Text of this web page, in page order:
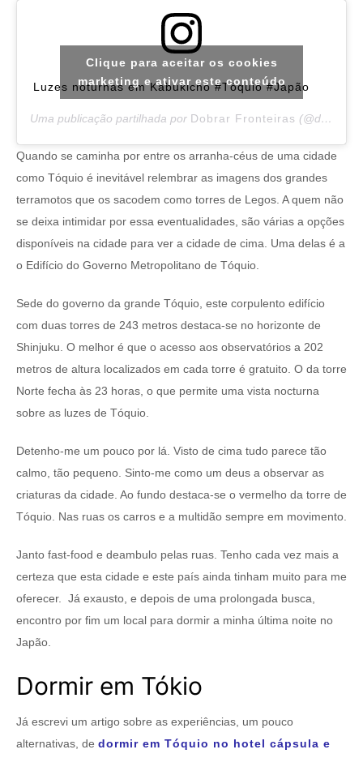
Luzes noturnas em Kabukicho #Tóquio #Japão
Uma publicação partilhada por Dobrar Fronteiras (@dobrar.fronteiras) a
Clique para aceitar os cookies
marketing e ativar este conteúdo
Quando se caminha por entre os arranha-céus de uma cidade
como Tóquio é inevitável relembrar as imagens dos grandes
terramotos que os sacodem como torres de Legos. A quem não
se deixa intimidar por essa eventualidades, são várias a opções
disponíveis na cidade para ver a cidade de cima. Uma delas é a
o Edifício do Governo Metropolitano de Tóquio.
Sede do governo da grande Tóquio, este corpulento edifício
com duas torres de 243 metros destaca-se no horizonte de
Shinjuku. O melhor é que o acesso aos observatórios a 202
metros de altura localizados em cada torre é gratuito. O da torre
Norte fecha às 23 horas, o que permite uma vista nocturna
sobre as luzes de Tóquio.
Detenho-me um pouco por lá. Visto de cima tudo parece tão
calmo, tão pequeno. Sinto-me como um deus a observar as
criaturas da cidade. Ao fundo destaca-se o vermelho da torre de
Tóquio. Nas ruas os carros e a multidão sempre em movimento.
Janto fast-food e deambulo pelas ruas. Tenho cada vez mais a
certeza que esta cidade e este país ainda tinham muito para me
oferecer. Já exausto, e depois de uma prolongada busca,
encontro por fim um local para dormir a minha última noite no
Japão.
Dormir em Tókio
Já escrevi um artigo sobre as experiências, um pouco
alternativas, de dormir em Tóquio no hotel cápsula e